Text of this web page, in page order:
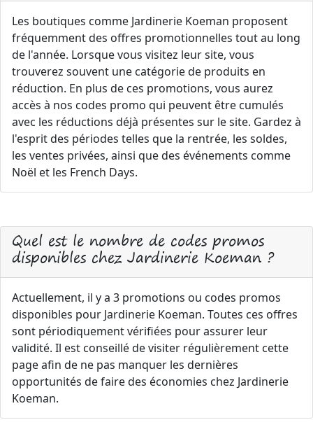
Les boutiques comme Jardinerie Koeman proposent
fréquemment des offres promotionnelles tout au long
de l'année. Lorsque vous visitez leur site, vous
trouverez souvent une catégorie de produits en
réduction. En plus de ces promotions, vous aurez
accès à nos codes promo qui peuvent être cumulés
avec les réductions déjà présentes sur le site. Gardez à
l'esprit des périodes telles que la rentrée, les soldes,
les ventes privées, ainsi que des événements comme
Noël et les French Days.
Quel est le nombre de codes promos
disponibles chez Jardinerie Koeman ?
Actuellement, il y a 3 promotions ou codes promos
disponibles pour Jardinerie Koeman. Toutes ces offres
sont périodiquement vérifiées pour assurer leur
validité. Il est conseillé de visiter régulièrement cette
page afin de ne pas manquer les dernières
opportunités de faire des économies chez Jardinerie
Koeman.